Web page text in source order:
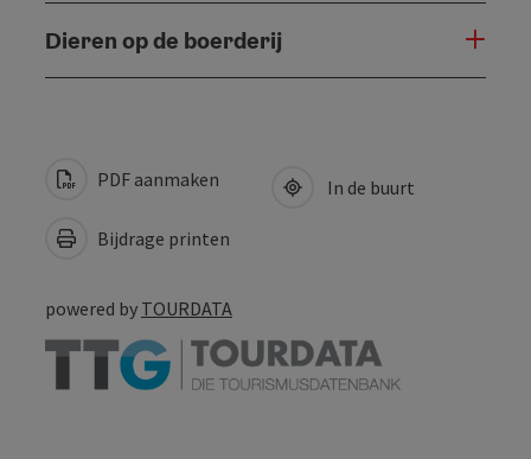
Dieren op de boerderij
PDF aanmaken
Bijdrage printen
In de buurt
powered by TOURDATA